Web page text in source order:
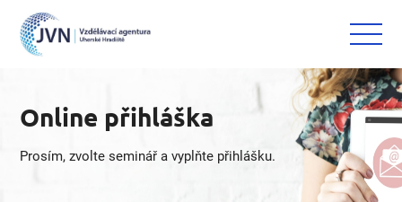
Online přihláška
Prosím, zvolte seminář a vyplňte přihlášku.